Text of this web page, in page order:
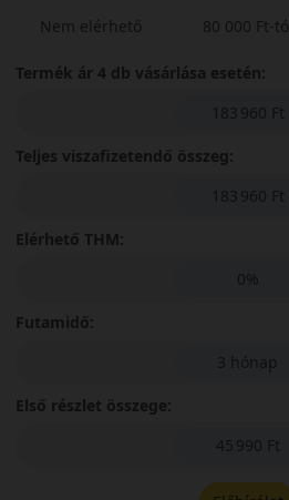
Nem elérhető
80 000 Ft-tól
Termék ár 4 db vásárlása esetén:
183 960 Ft
Teljes viszafizetendő összeg:
183 960 Ft
Elérhető THM:
0%
Futamidő:
3 hónap
Első részlet összege:
45 990 Ft